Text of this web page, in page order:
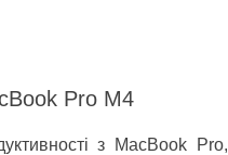
Pro M4
з MacBook Pro,